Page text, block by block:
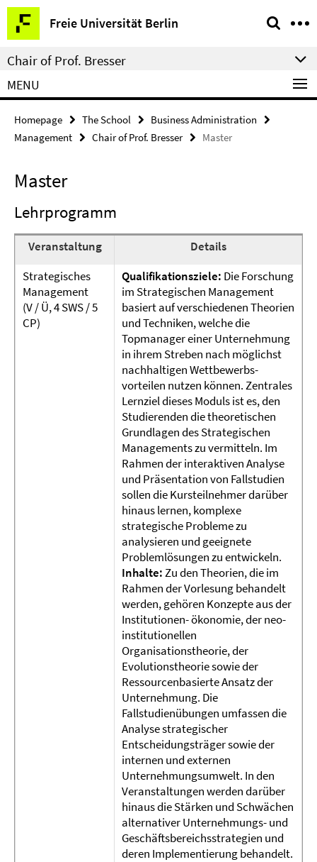
Springe
direkt
zu
Inhalt
Freie Universität Berlin
Service
Navigation
Chair of Prof. Bresser
MENU
Homepage The School
Business Administration
Management
Chair of Prof. Bresser Master
Master
Lehrprogramm
Veranstaltung
Details
Strategisches
Management
(V / Ü, 4 SWS / 5
CP)
Qualifikationsziele: Die Forschung
im Strategischen Management
basiert auf verschiedenen Theorien
und Techniken, welche die
Topmanager einer Unternehmung
in ihrem Streben nach möglichst
nachhaltigen Wettbewerbs-
vorteilen nutzen können. Zentrales
Lernziel dieses Moduls ist es, den
Studierenden die theoretischen
Grundlagen des Strategischen
Managements zu vermitteln. Im
Rahmen der interaktiven Analyse
und Präsentation von Fallstudien
sollen die Kursteilnehmer darüber
hinaus lernen, komplexe
strategische Probleme zu
analysieren und geeignete
Problemlösungen zu entwickeln.
Inhalte:Zu den Theorien, die im
Rahmen der Vorlesung behandelt
werden, gehören Konzepte aus der
Institutionen- ökonomie, der neo-
institutionellen
Organisationstheorie, der
Evolutionstheorie sowie der
Ressourcenbasierte Ansatz der
Unternehmung. Die
Fallstudienübungen umfassen die
Analyse strategischer
Entscheidungsträger sowie der
internen und externen
Unternehmungsumwelt. In den
Veranstaltungen werden darüber
hinaus die Stärken und Schwächen
alternativer Unternehmungs- und
Geschäftsbereichsstrategien und
deren Implementierung behandelt.